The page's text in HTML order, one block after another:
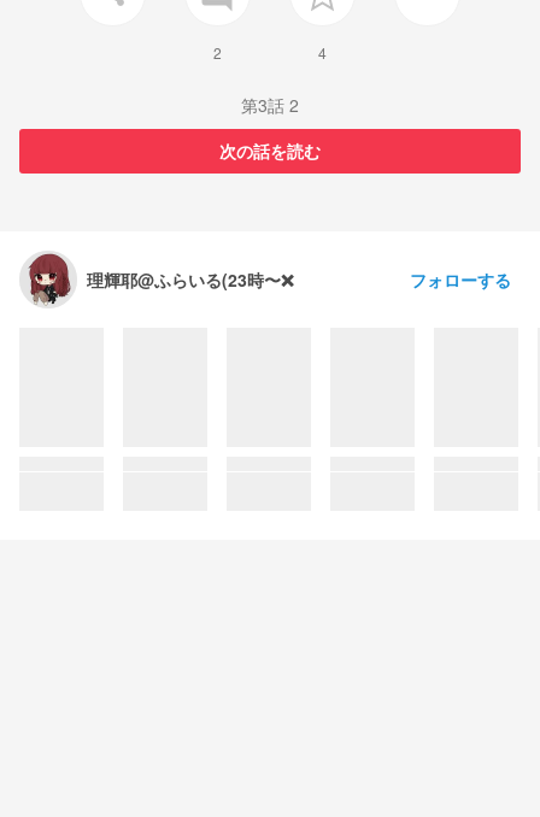
2 4
第3話 2
次の話を読む
理輝耶@ふらいる(23時〜❌ フォローする